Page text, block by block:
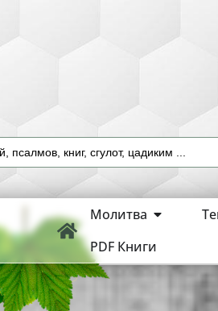
Молитва
PDF Книги